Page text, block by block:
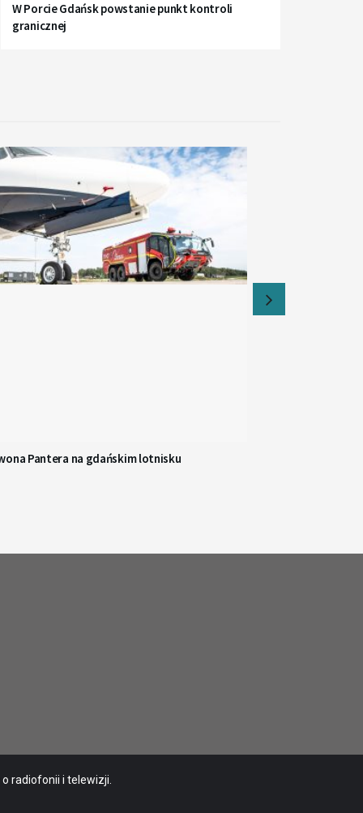
W Porcie Gdańsk powstanie punkt kontroli
granicznej
Pantera na gdańskim lotnisku
radiofonii i telewizji.